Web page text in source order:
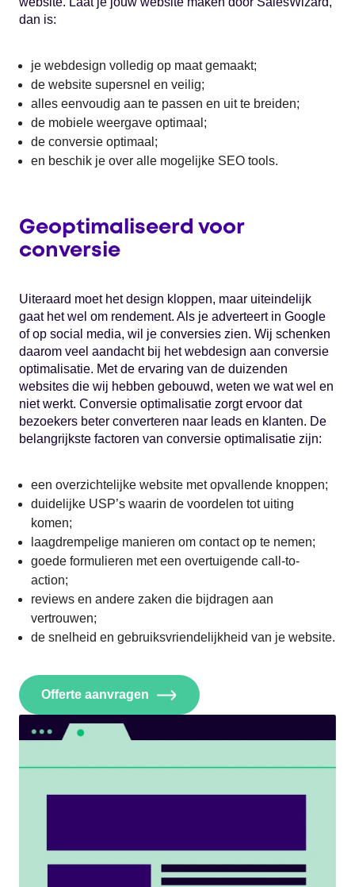
dan is:
je webdesign volledig op maat gemaakt;
de website supersnel en veilig;
alles eenvoudig aan te passen en uit te breiden;
de mobiele weergave optimaal;
de conversie optimaal;
en beschik je over alle mogelijke SEO tools.
Geoptimaliseerd voor
conversie
Uiteraard moet het design kloppen, maar uiteindelijk
gaat het wel om rendement. Als je adverteert in Google
of op social media, wil je conversies zien. Wij schenken
daarom veel aandacht bij het webdesign aan conversie
optimalisatie. Met de ervaring van de duizenden
websites die wij hebben gebouwd, weten we wat wel en
niet werkt. Conversie optimalisatie zorgt ervoor dat
bezoekers beter converteren naar leads en klanten. De
belangrijkste factoren van conversie optimalisatie zijn:
een overzichtelijke website met opvallende knoppen;
duidelijke USP’s waarin de voordelen tot uiting
komen;
laagdrempelige manieren om contact op te nemen;
goede formulieren met een overtuigende call-to-
action;
reviews en andere zaken die bijdragen aan
vertrouwen;
de snelheid en gebruiksvriendelijkheid van je website.
Offerte aanvragen